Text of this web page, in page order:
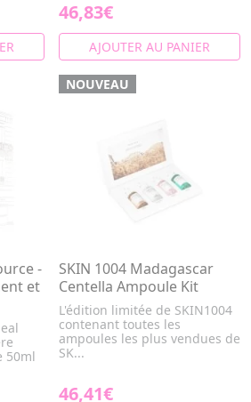
46,83€
AJOUTER AU PANIER
-
et
50ml
NOUVEAU
SKIN 1004 Madagascar
Centella Ampoule Kit
L'édition limitée de SKIN1004
contenant toutes les
ampoules les plus vendues de
SK...
46,41€